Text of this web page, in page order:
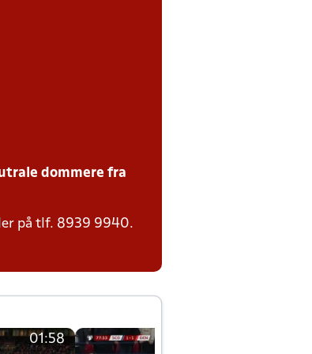
dommere fra
på tlf. 8939 9940.
01:58